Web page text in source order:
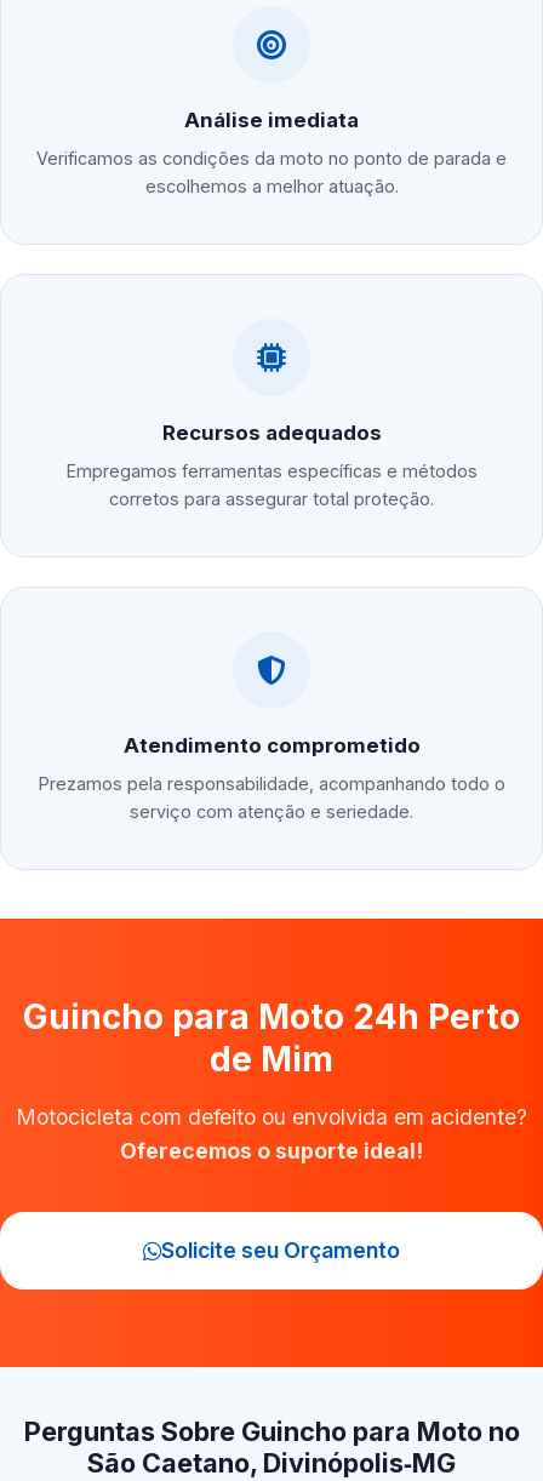
Análise imediata
Verificamos as condições da moto no ponto de parada e
escolhemos a melhor atuação.
Recursos adequados
Empregamos ferramentas específicas e métodos
corretos para assegurar total proteção.
Atendimento comprometido
Prezamos pela responsabilidade, acompanhando todo o
serviço com atenção e seriedade.
Guincho para Moto 24h Perto
de Mim
Motocicleta com defeito ou envolvida em acidente?
Oferecemos o suporte ideal!
Solicite seu Orçamento
Perguntas Sobre Guincho para Moto no
São Caetano, Divinópolis‑MG